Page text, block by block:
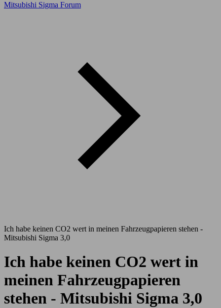
Mitsubishi Sigma Forum
Ich habe keinen CO2 wert in meinen Fahrzeugpapieren stehen -
Mitsubishi Sigma 3,0
Ich habe keinen CO2 wert in
meinen Fahrzeugpapieren
stehen - Mitsubishi Sigma 3,0